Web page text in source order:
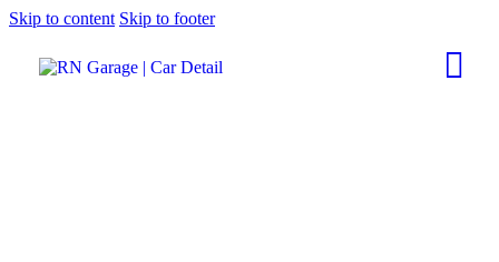
Skip to content Skip to footer